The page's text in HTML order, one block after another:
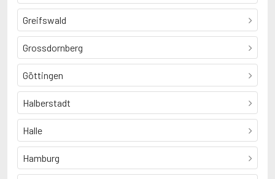
Greifswald
Grossdornberg
Göttingen
Halberstadt
Halle
Hamburg